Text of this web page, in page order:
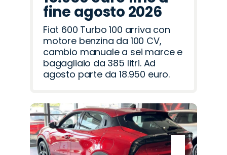
fine agosto 2026
Fiat 600 Turbo 100 arriva con
motore benzina da 100 CV,
cambio manuale a sei marce e
bagagliaio da 385 litri. Ad
agosto parte da 18.950 euro.